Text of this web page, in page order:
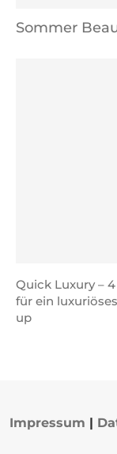
Sommer
Quick Luxury –
für ein
up
Impressum |